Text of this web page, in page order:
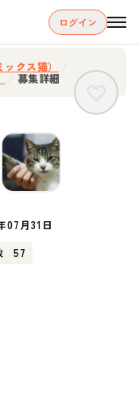
ログイン
クス猫）
募集詳細
07月31日
57